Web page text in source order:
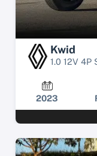
Kwid
1.0 12V 4P
2023